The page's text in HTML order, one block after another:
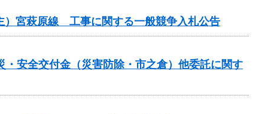
）宮萩原線 工事に関する一般競争入札公告
安全交付金（災害防除・市之倉）他委託に関す